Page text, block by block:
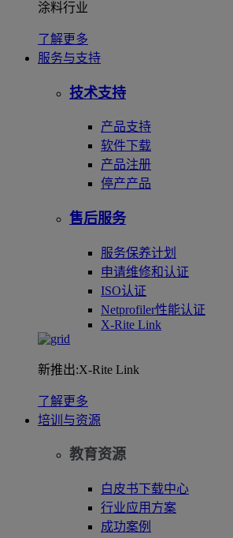
涂料行业
了解更多
服务与支持
技术支持
产品支持
软件下载
产品注册
停产产品
售后服务
服务保养计划
申请维修和认证
ISO认证
Netprofiler性能认证
X-Rite Link
新推出:X-Rite Link
了解更多
培训与资源
教育资源
白皮书下载中心
行业应用方案
成功案例